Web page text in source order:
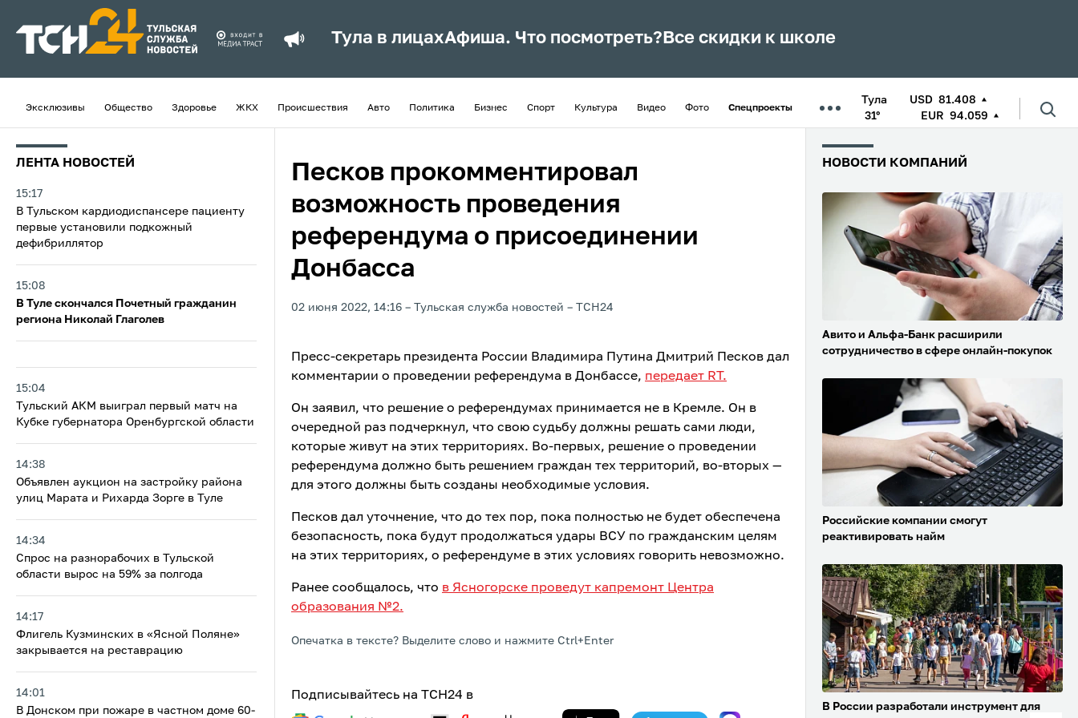
Тула в лицахАфиша. Что посмотреть? Все скидки к школе
Эксклюзивы Общество Здоровье ЖКХ Происшествия Авто Политика Бизнес Спорт Культура Видео Фото Спецпроекты
Тула
31°
USD 81.408
EUR 94.059
ЛЕНТА НОВОСТЕЙ
15:17
В Тульском кардиодиспансере пациенту
первые установили подкожный
дефибриллятор
15:08
В Туле скончался Почетный гражданин
региона Николай Глаголев
15:04
Тульский АКМ выиграл первый матч на
Кубке губернатора Оренбургской области
14:38
Объявлен аукцион на застройку района
улиц Марата и Рихарда Зорге в Туле
14:34
Cпрос на разнорабочих в Тульской
области вырос на 59% за полгода
14:17
Флигель Кузминских в «Ясной Поляне»
закрывается на реставрацию
14:01
В Донском при пожаре в частном доме 60-
Песков прокомментировал
возможность проведения
референдума о присоединении
Донбасса
02 июня 2022, 14:16 Тульская служба новостей ТСН24
Пресс-секретарь президента России Владимира Путина Дмитрий Песков дал
комментарии о проведении референдума в Донбассе, передает RT.
Он заявил, что решение о референдумах принимается не в Кремле. Он в
очередной раз подчеркнул, что свою судьбу должны решать сами люди,
которые живут на этих территориях. Во-первых, решение о проведении
референдума должно быть решением граждан тех территорий, во-вторых —
для этого должны быть созданы необходимые условия.
Песков дал уточнение, что до тех пор, пока полностью не будет обеспечена
безопасность, пока будут продолжаться удары ВСУ по гражданским целям
на этих территориях, о референдуме в этих условиях говорить невозможно.
Ранее сообщалось, что в Ясногорске проведут капремонт Центра
образования №2.
Опечатка в тексте? Выделите слово и нажмите Ctrl+Enter
Подписывайтесь на ТСН24 в
НОВОСТИ КОМПАНИЙ
Авито и Альфа-Банк расширили
сотрудничество в сфере онлайн-покупок
Российские компании смогут
реактивировать найм
В России разработали инструмент для